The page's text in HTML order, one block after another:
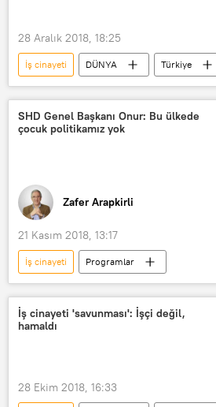
28 Aralık 2018, 18:25
İş cinayeti DÜNYA
Türkiye
Haberler
TÜRKİYE
Edirne
Ramazan Taşan
Göçük
SHD Genel Başkanı Onur: Bu ülkede
çocuk politikamız yok
Zafer Arapkirli
21 Kasım 2018, 13:17
İş cinayeti
Programlar
Seyr-i Sabah
RADYO
Ali Şeker
Melda Onur
İş cinayeti 'savunması': İşçi değil,
hamaldı
28 Ekim 2018, 16:33